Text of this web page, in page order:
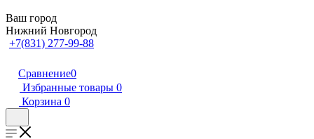
Ваш город
Нижний Новгород
+7(831) 277-99-88
Сравнение0
Избранные товары 0
Корзина 0